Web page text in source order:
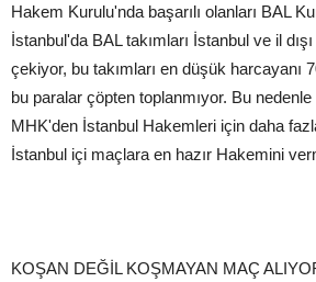
Hakem Kurulu'nda başarılı olanları BAL
İstanbul'da BAL takımları İstanbul ve il
çekiyor, bu takımları en düşük harcayanı
bu paralar çöpten toplanmıyor. Bu
MHK'den İstanbul Hakemleri için daha
İstanbul içi maçlara en hazır Hakemini
KOŞAN DEĞİL KOŞMAYAN MAÇ